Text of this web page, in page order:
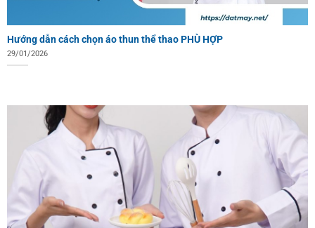
Hướng dẫn cách chọn áo thun thể thao PHÙ HỢP
29/01/2026